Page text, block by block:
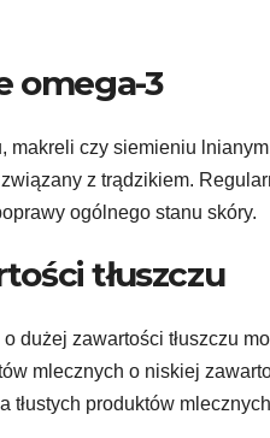
omega-3
makreli czy siemieniu
z trądzikiem.
ogólnego stanu skóry.
tłuszczu
dużej zawartości tłuszczu
mlecznych o niskiej
produktów